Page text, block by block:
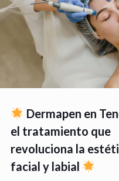
Dermapen en
el tratamiento que
revoluciona la
facial y labial